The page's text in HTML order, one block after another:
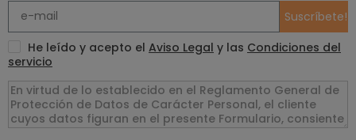
Suscríbete!
He leído y acepto el Aviso Legal y las Condiciones del
servicio